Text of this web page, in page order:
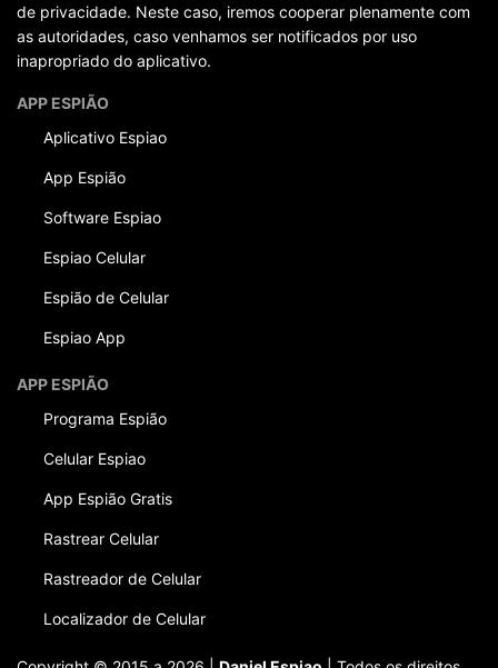
de privacidade. Neste caso, iremos cooperar plenamente com
as autoridades, caso venhamos ser notificados por uso
inapropriado do aplicativo.
APP ESPIÃO
Aplicativo Espiao
App Espião
Software Espiao
Espiao Celular
Espião de Celular
Espiao App
APP ESPIÃO
Programa Espião
Celular Espiao
App Espião Gratis
Rastrear Celular
Rastreador de Celular
Localizador de Celular